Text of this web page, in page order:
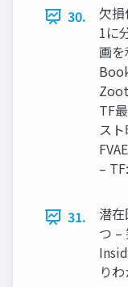
30.
欠損
1に
画
TF
スト
–
31.
潜
つ –
り